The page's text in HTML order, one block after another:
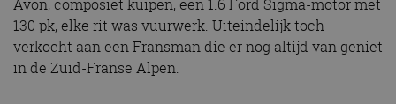
Avon, composiet kuipen, een 1.6 Ford Sigma-motor met
130 pk, elke rit was vuurwerk. Uiteindelijk toch
verkocht aan een Fransman die er nog altijd van geniet
in de Zuid-Franse Alpen.